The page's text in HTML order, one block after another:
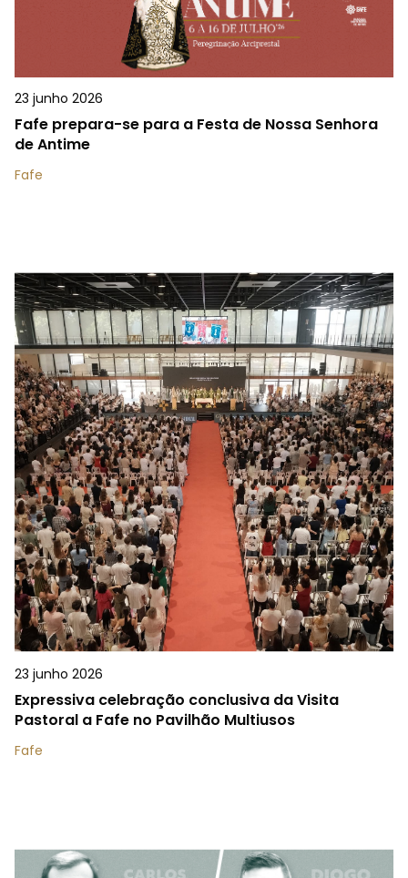
23 junho 2026
Fafe prepara-se para a Festa de Nossa Senhora
de Antime
Fafe
23 junho 2026
Expressiva celebração conclusiva da Visita
Pastoral a Fafe no Pavilhão Multiusos
Fafe